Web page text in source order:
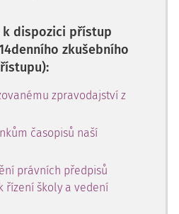
k dispozici přístup
zkušebního
zpravodajství z
časopisů naší
právních předpisů
řízení školy a vedení